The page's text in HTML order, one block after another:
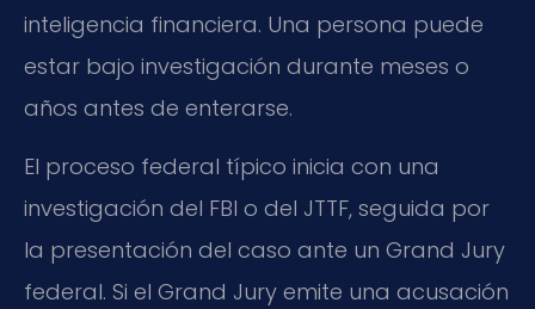
inteligencia financiera. Una persona puede
estar bajo investigación durante meses o
años antes de enterarse.
El proceso federal típico inicia con una
investigación del FBI o del JTTF, seguida por
la presentación del caso ante un Grand Jury
federal. Si el Grand Jury emite una acusación